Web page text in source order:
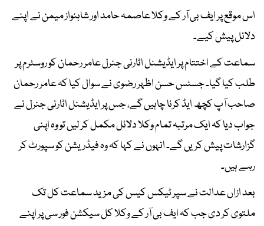
اس موقع پر ایف بی آر کے وکلا عاصمہ حامد اور شاہنواز میمن نے اپنے
دلائل پیش کیے۔
سماعت کے اختتام پر ایڈیشنل اٹارنی جنرل عامر رحمان کو روسٹرم پر
طلب کیا گیا۔ جسٹس حسن اظہر رضوی نے سوال کیا کہ عامر رحمان
صاحب آپ کچھ ایڈ کرنا چاہیں گے، جس پر ایڈیشنل اٹارنی جنرل نے
جواب دیا کہ ایک مرتبہ تمام وکلا دلائل مکمل کر لیں تو وہ اپنی
گزارشات پیش کریں گے۔ انہوں نے کہا کہ وہ فیڈریشن کو سپورٹ کر
رہے ہیں۔
بعد ازاں عدالت نے سپر ٹیکس کیس کی مزید سماعت کل تک
ملتوی کر دی جب کہ ایف بی آر کے وکلا کل سیکشن فور سی پر اپنے